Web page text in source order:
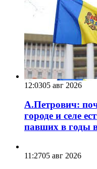
12:0305 авг 2026
А.Петрович:
городе и селе
павших в годы
11:2705 авг 2026